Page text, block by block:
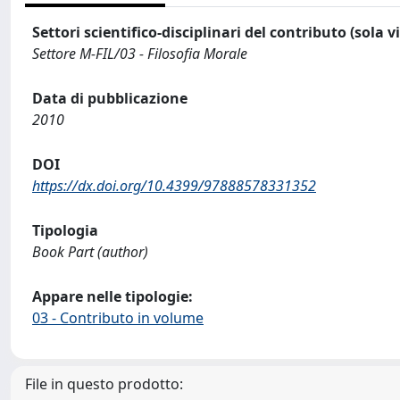
Settori scientifico-disciplinari del contributo (sola
Settore M-FIL/03 - Filosofia Morale
Data di pubblicazione
2010
DOI
https://dx.doi.org/10.4399/97888578331352
Tipologia
Book Part (author)
Appare nelle tipologie:
03 - Contributo in volume
File in questo prodotto: